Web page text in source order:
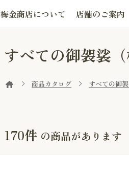
梅金商店について 店舗のご案内
すべての御袈裟
商品カタログ すべての御
170件 の商品があります